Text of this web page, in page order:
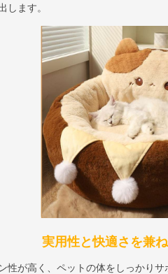
します。
実用性と快適さを兼
性が高く、ペットの体をしっかり